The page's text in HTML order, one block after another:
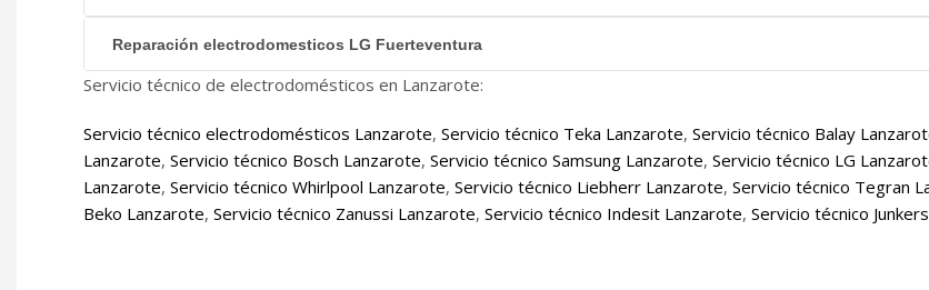
Reparación electrodomesticos LG Fuerteventura
Servicio técnico de electrodomésticos en Lanzarote:
Servicio técnico electrodomésticos Lanzarote, Servicio técnico Teka Lanzarote, Servicio técnico Balay
Lanzarote, Servicio técnico Bosch Lanzarote, Servicio técnico Samsung Lanzarote, Servicio técnico LG
Lanzarote, Servicio técnico Whirlpool Lanzarote, Servicio técnico Liebherr Lanzarote, Servicio técnico Tegran
Beko Lanzarote, Servicio técnico Zanussi Lanzarote, Servicio técnico Indesit Lanzarote, Servicio técnico